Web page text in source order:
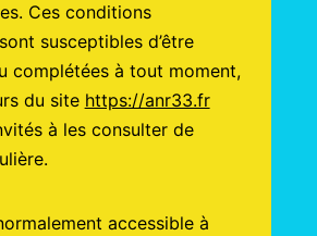
Ces conditions
susceptibles d’être
complétées à tout moment,
du site https://anr33.fr
à les consulter de
accessible à